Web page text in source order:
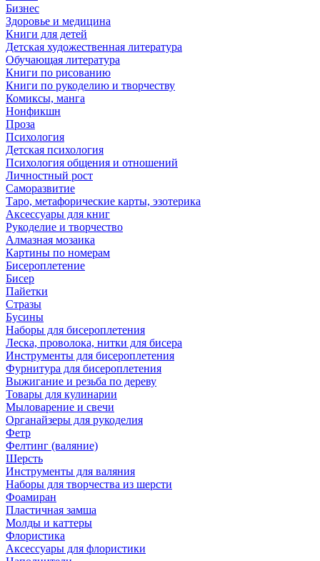
Бизнес
Здоровье и медицина
Книги для детей
Детская художественная литература
Обучающая литература
Книги по рисованию
Книги по рукоделию и творчеству
Комиксы, манга
Нонфикшн
Проза
Психология
Детская психология
Психология общения и отношений
Личностный рост
Саморазвитие
Таро, метафорические карты, эзотерика
Аксессуары для книг
Рукоделие и творчество
Алмазная мозаика
Картины по номерам
Бисероплетение
Бисер
Пайетки
Стразы
Бусины
Наборы для бисероплетения
Леска, проволока, нитки для бисера
Инструменты для бисероплетения
Фурнитура для бисероплетения
Выжигание и резьба по дереву
Товары для кулинарии
Мыловарение и свечи
Органайзеры для рукоделия
Фетр
Фелтинг (валяние)
Шерсть
Инструменты для валяния
Наборы для творчества из шерсти
Фоамиран
Пластичная замша
Молды и каттеры
Флористика
Аксессуары для флористики